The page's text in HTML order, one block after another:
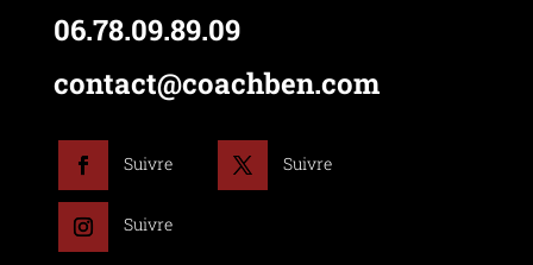
06.78.09.89.09
contact@coachben.com
Suivre Suivre
Suivre